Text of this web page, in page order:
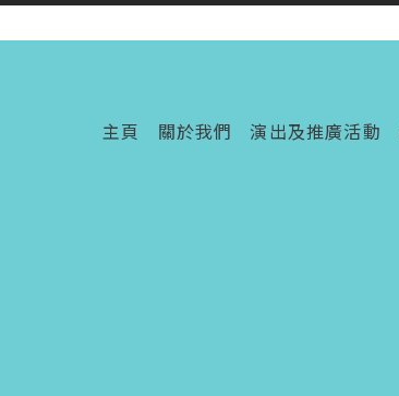
主頁 關於我們 演出及推廣活動